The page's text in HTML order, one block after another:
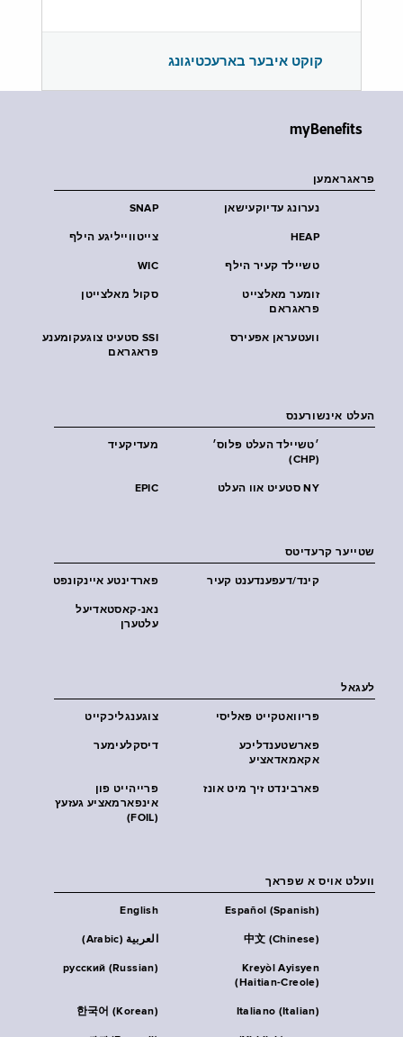
קוקט איבער בארעכטיגונג
myBenefits
פראגראמען
SNAP נערונג עדיוקעישאן
צייטווייליגע הילף HEAP
WIC טשיילד קעיר הילף
סקול מאלצייטן
זומער מאלצייט
פראגראם
SSI סטעיט צוגעקומענע
פראגראם
וועטעראן אפעירס
העלט אינשורענס
מעדיקעיד
׳טשיילד העלט פּלוס׳
(CHP)
EPIC NY סטעיט אוו העלט
שטייער קרעדיטס
פארדינטע איינקונפט קינד/דעפענדענט קעיר
נאנ-קאסטאדיעל
עלטערן
לעגאל
צוגענגליכקייט פּריוואטקייט פּאליסי
דיסקלעימער
פארשטענדליכע
אקאמאדאציע
פרייהייט פון
אינפארמאציע געזעץ
(FOIL)
פארבינדט זיך מיט אונז
וועלט אויס א שפראך
English Español (Spanish)
العربية (Arabic) 中文 (Chinese)
русский (Russian)
Kreyòl Ayisyen
(Haitian-Creole)
한국어 (Korean) Italiano (Italian)